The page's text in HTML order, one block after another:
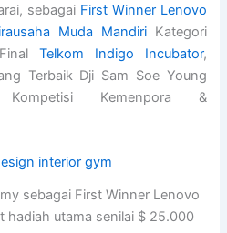
sebagai First Winner Lenovo
Muda MandiriKategori
Telkom Indigo Incubator,
Terbaik Dji Sam Soe Young
Kompetisi Kemenpora &
sebagai First Winner Lenovo
hadiah utama senilai $ 25.000